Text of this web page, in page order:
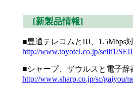
[新製品情報]
■豊通テレコムとIIJ、1.5Mbps
http://www.toyotel.co.jp/seilt1/
■シャープ、ザウルスと電子辞
http://www.sharp.co.jp/sc/gaiyou/